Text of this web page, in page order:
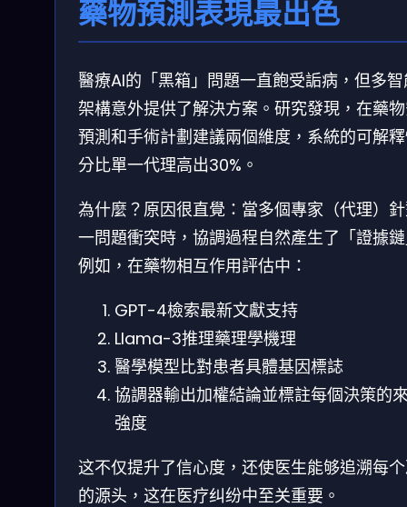
藥物預測表現最出色
醫療AI的「黑箱」問題一直飽受詬病，但多
架構意外提供了解決方案。研究發現，在藥
預測和手術計劃建議兩個維度，系統的可解
分比單一代理高出30%。
為什麼？原因很直覺：當多個專家（代理）
一問題衝突時，協調過程自然產生了「證據
例如，在藥物相互作用評估中：
GPT-4檢索最新文獻支持
Llama-3推理藥理學機理
醫學模型比對患者具體基因標誌
協調器輸出加權結論並標註每個決策的
強度
这不仅提升了信心度，还使医生能够追溯每
的源头，这在医疗纠纷中至关重要。